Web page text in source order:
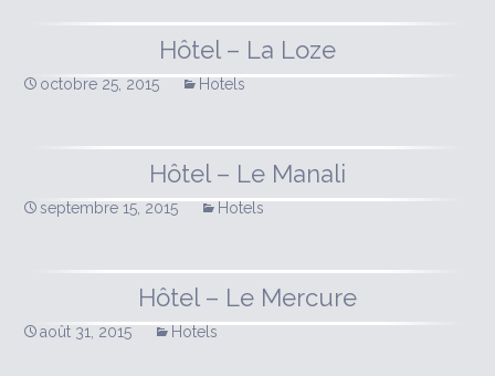
Hôtel – La Loze
octobre 25, 2015 Hotels
Hôtel – Le Manali
septembre 15, 2015 Hotels
Hôtel – Le Mercure
août 31, 2015 Hotels